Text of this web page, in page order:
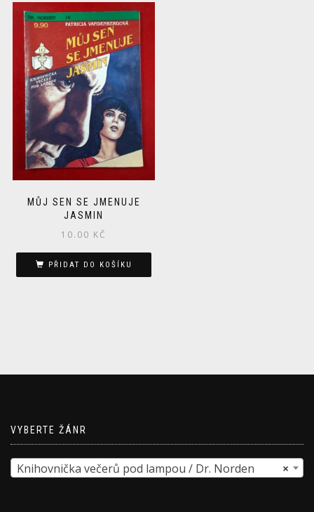
MŮJ SEN SE JMENUJE
JASMIN
10.00 KČ
PŘIDAT DO KOŠÍKU
VYBERTE ŽÁNR
×
Knihovnička večerů pod lampou / Dr. Norden